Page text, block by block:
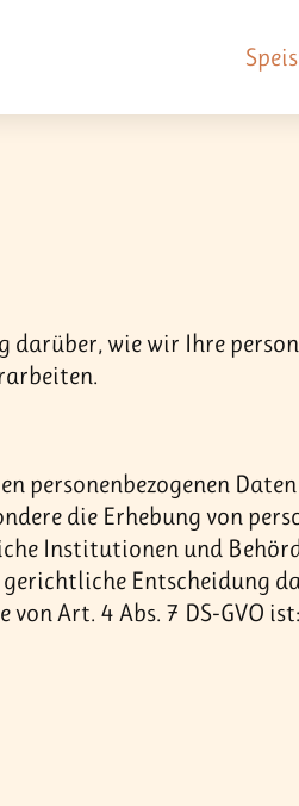
wie wir Ihre
personenbezogenen
die Erhebung von
Institutionen und
Entscheidung
Art. 4 Abs. 7 DS-GVO ist: